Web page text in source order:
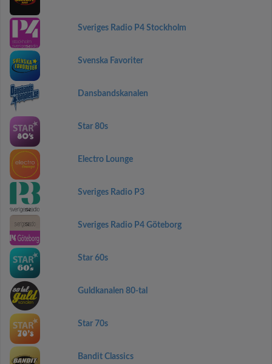
Sveriges Radio P4 Stockholm
Svenska Favoriter
Dansbandskanalen
Star 80s
Electro Lounge
Sveriges Radio P3
Sveriges Radio P4 Göteborg
Star 60s
Guldkanalen 80-tal
Star 70s
Bandit Classics